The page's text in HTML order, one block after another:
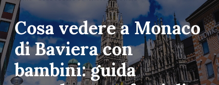
Cosa vedere a Monaco
di Baviera con
bambini: guida